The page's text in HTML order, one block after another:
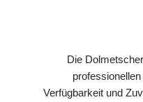
Die
Verfügbarkeit und